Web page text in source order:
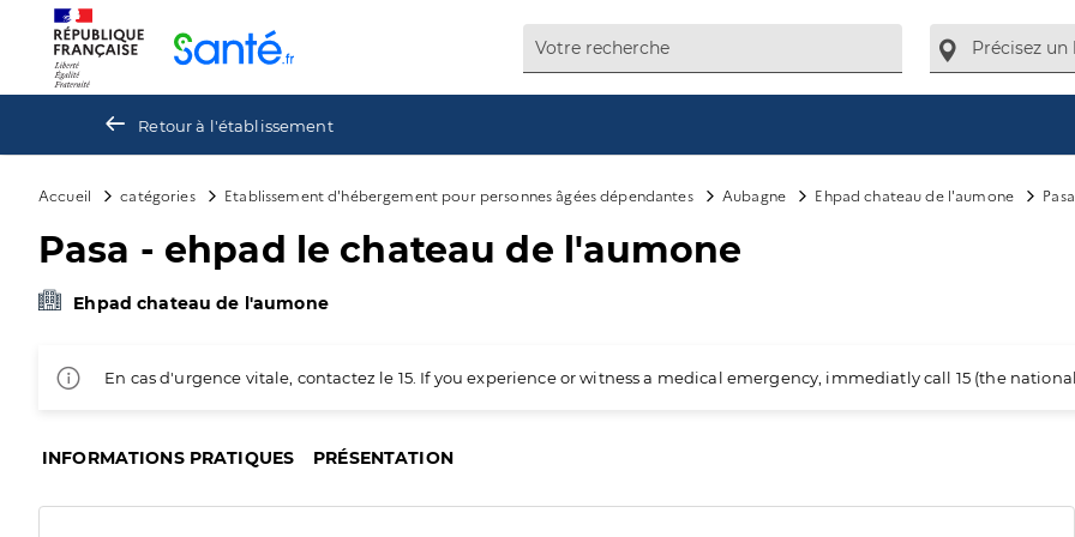
Retour à l'établissement
Accueil catégories Etablissement d'hébergement pour personnes âgées dépendantes Aubagne Ehpad chateau de l'aumone
Pasa - ehpad le chateau de l'aumone
Ehpad chateau de l'aumone
En cas d'urgence vitale, contactez le 15. If you experience or witness a medical emergency, immediatly call 15 (the
INFORMATIONS PRATIQUES PRÉSENTATION
Panneau de gestion des cookies